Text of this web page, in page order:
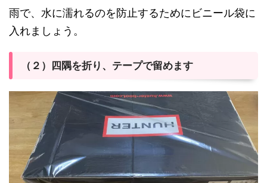
雨で、水に濡れるのを防止するためにビニール袋に
入れましょう。
（２）四隅を折り、テープで留めます